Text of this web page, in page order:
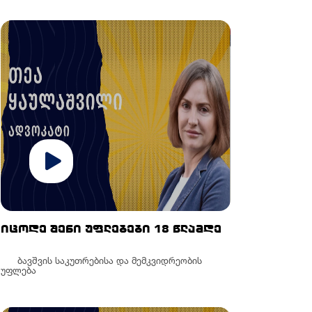
იცოდე შენი უფლებები 18 წლამდე
ბავშვის საკუთრებისა და მემკვიდრეობის
უფლება